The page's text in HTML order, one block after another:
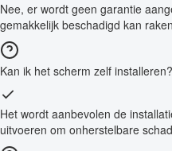
Nee, er wordt geen garantie
gemakkelijk beschadigd kan
Kan ik het scherm zelf installeren?
Het wordt aanbevolen de
uitvoeren om onherstelbare